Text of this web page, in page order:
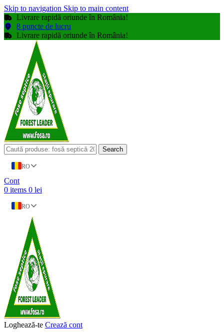
Skip to navigation Skip to main content
Livrare rapidă oriunde în România!
8 puncte de lucru
Livrare rapidă oriunde în România!
Search
RO
Cont
0 items 0 lei
RO
Loghează-te Crează cont